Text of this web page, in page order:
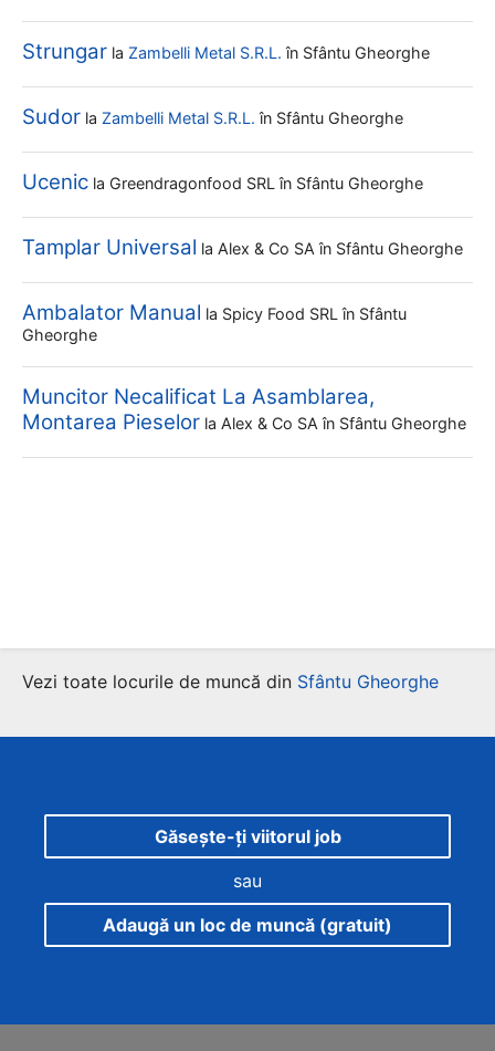
Strungar la Zambelli Metal S.R.L. în Sfântu Gheorghe
Sudor la Zambelli Metal S.R.L. în Sfântu Gheorghe
Ucenic la Greendragonfood SRL în Sfântu Gheorghe
Tamplar Universal la Alex & Co SA în Sfântu Gheorghe
Ambalator Manual la Spicy Food SRL în Sfântu
Gheorghe
Muncitor Necalificat La Asamblarea,
Montarea Pieselor la Alex & Co SA în Sfântu Gheorghe
Vezi toate locurile de muncă din Sfântu Gheorghe
Găsește-ți viitorul job
sau
Adaugă un loc de muncă (gratuit)